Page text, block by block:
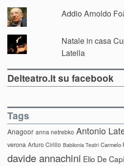
Addio Arnoldo
Natale in casa
Latella
Delteatro.it su facebook
Tags
Anagoor anna netrebko Antonio
verona Arturo Cirillo Babilonia Teatri Carmelo
davide annachini Elio De